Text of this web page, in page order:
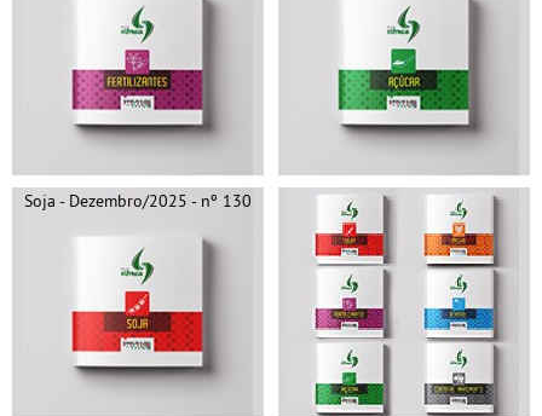
Soja - Dezembro/2025 - nº 130